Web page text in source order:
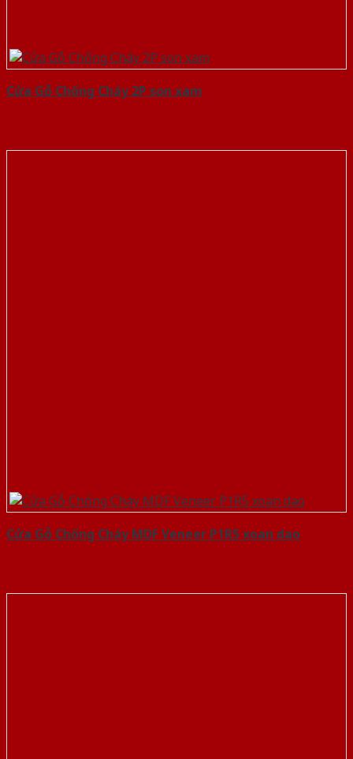
Cửa Gỗ Chống Cháy 2P son xam
Cửa Gỗ Chống Cháy MDF Veneer P1R5 xoan dao